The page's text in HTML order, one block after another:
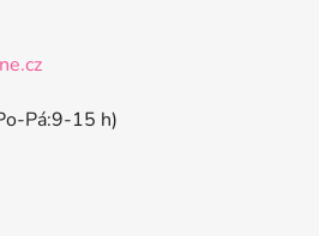
Pá:9-15 h)